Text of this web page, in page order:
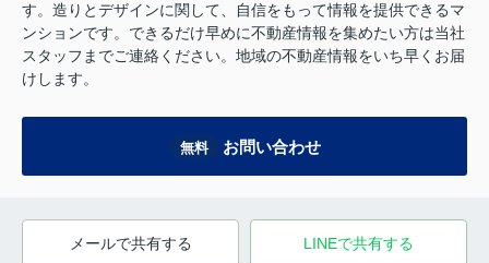
す。造りとデザインに関して、自信をもって情報を提供できるマ
ンションです。できるだけ早めに不動産情報を集めたい方は当社
スタッフまでご連絡ください。地域の不動産情報をいち早くお届
けします。
無料 お問い合わせ
メールで共有する LINEで共有する